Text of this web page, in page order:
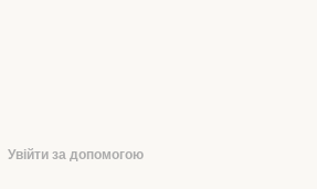
Увійти за допомогою